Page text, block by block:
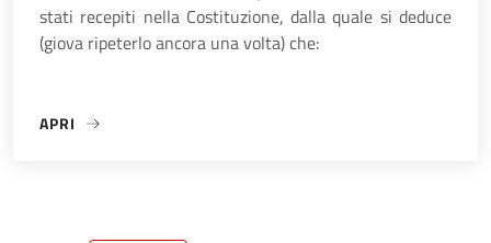
stati recepiti nella Costituzione, dalla quale si deduce
(giova ripeterlo ancora una volta) che:
APRI
«“RISPETTARE ED APPLICARE LE LEGGI E LE SENTENZE